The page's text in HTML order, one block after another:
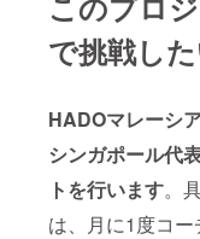
で挑戦し
HADOマレーシ
シンガポール代
トを行います。
は、月に1度コ